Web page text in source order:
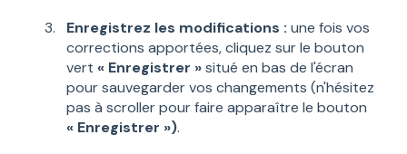
Enregistrez les modifications : une fois vos
corrections apportées, cliquez sur le bouton
vert « Enregistrer »situé en bas de l'écran
pour sauvegarder vos changements (n'hésitez
pas à scroller pour faire apparaître le bouton
« Enregistrer »).